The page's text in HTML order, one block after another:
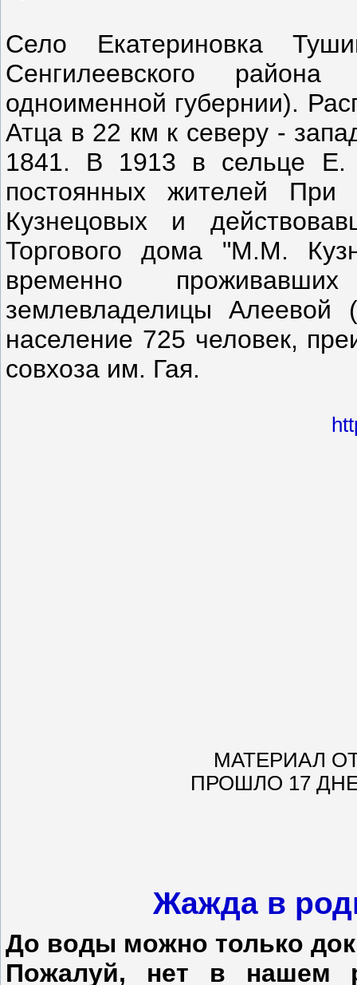
Село Екатериновка
Сенгилеевского
одноименной губернии).
Атца в 22 км к северу -
1841. В 1913 в сельце
постоянных жителей При
Кузнецовых и
Торгового дома "М.М.
временно
землевладелицы
население 725 человек,
совхоза им. Гая.
МАТЕРИАЛ
ПРОШЛО 17
Жажда в
До воды можно только
Пожалуй, нет в нашем